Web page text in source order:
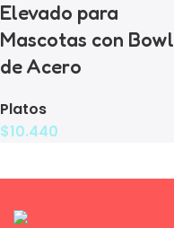
Elevado para
Mascotas con Bowl
de Acero
Platos
$10.440